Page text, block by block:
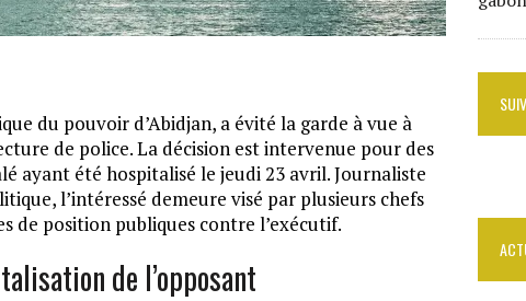
du pouvoir d’Abidjan, a évité la garde à vue à
de police. La décision est intervenue pour des
ayant été hospitalisé le jeudi 23 avril. Journaliste
l’intéressé demeure visé par plusieurs chefs
de position publiques contre l’exécutif.
de l’opposant